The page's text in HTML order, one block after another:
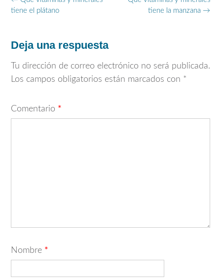
de
tiene la manzana →
tiene el plátano
Deja una respuesta
Tu dirección de correo electrónico no será publicada.
Los campos obligatorios están marcados con *
Comentario *
Nombre *